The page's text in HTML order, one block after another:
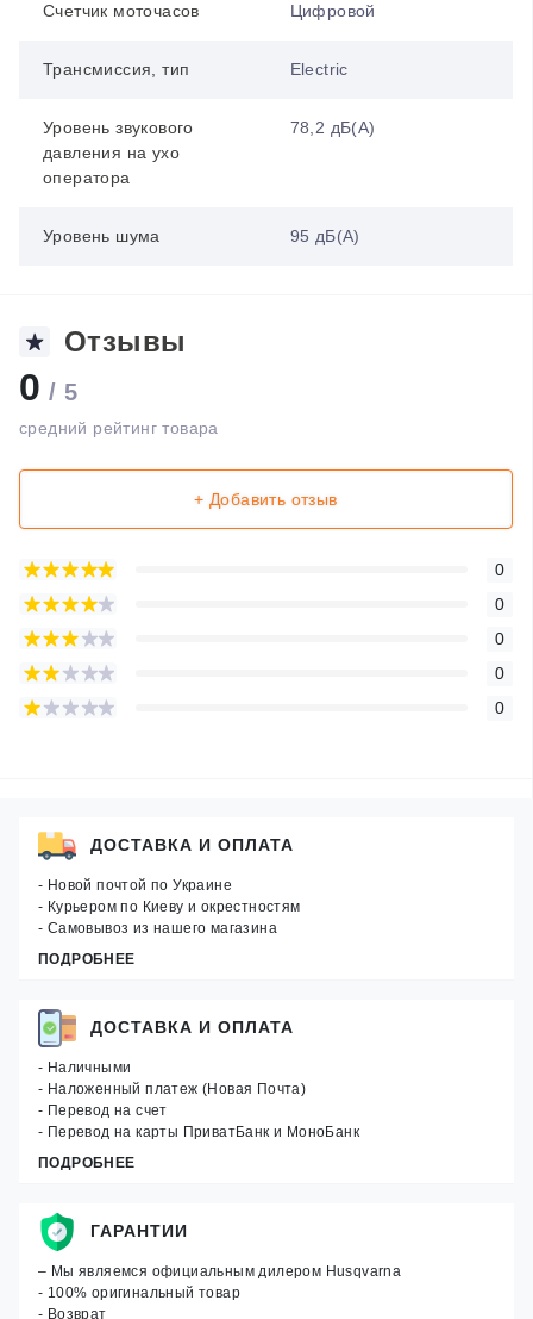
Счетчик моточасов Цифровой
Трансмиссия, тип Electric
Уровень звукового
давления на ухо
оператора
78,2 дБ(А)
Уровень шума 95 дБ(А)
Отзывы
0 / 5
средний рейтинг товара
+ Добавить отзыв
0
0
0
0
0
ДОСТАВКА И ОПЛАТА
- Новой почтой по Украине
- Курьером по Киеву и окрестностям
- Самовывоз из нашего магазина
ПОДРОБНЕЕ
ДОСТАВКА И ОПЛАТА
- Наличными
- Наложенный платеж (Новая Почта)
- Перевод на счет
- Перевод на карты ПриватБанк и МоноБанк
ПОДРОБНЕЕ
ГАРАНТИИ
– Мы являемся официальным дилером Husqvarna
- 100% оригинальный товар
- Возврат